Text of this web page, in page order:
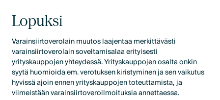
Lopuksi
Varainsiirtoverolain muutos laajentaa merkittävästi
varainsiirtoverolain soveltamisalaa erityisesti
yrityskauppojen yhteydessä. Yrityskauppojen osalta onkin
syytä huomioida em. verotuksen kiristyminen ja sen vaikutus
hyvissä ajoin ennen yrityskauppojen toteuttamista, ja
viimeistään varainsiirtoveroilmoituksia annettaessa.